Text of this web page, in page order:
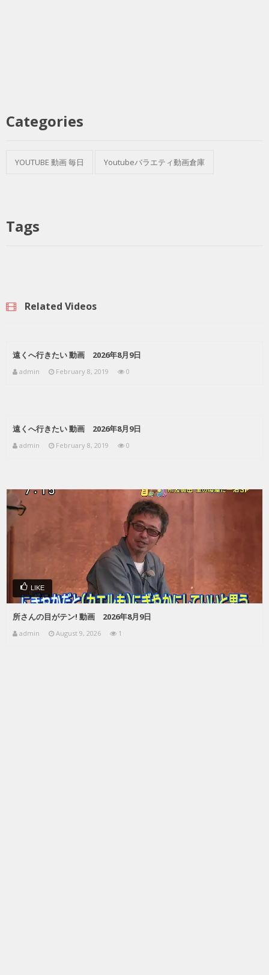
Categories
YOUTUBE 動画 毎日 Youtubeバラエティ動画倉庫
Tags
Related Videos
遠くへ行きたい 動画 2026年8月9日
admin February 8, 2019 0
遠くへ行きたい 動画 2026年8月9日
admin February 8, 2019 0
LIKE
所さんの目がテン! 動画 2026年8月9日
admin August 9, 2026 1